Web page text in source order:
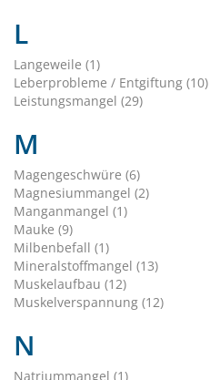
L
Langeweile (1)
Leberprobleme / Entgiftung (10)
Leistungsmangel (29)
M
Magengeschwüre (6)
Magnesiummangel (2)
Manganmangel (1)
Mauke (9)
Milbenbefall (1)
Mineralstoffmangel (13)
Muskelaufbau (12)
Muskelverspannung (12)
N
Natriummangel (1)